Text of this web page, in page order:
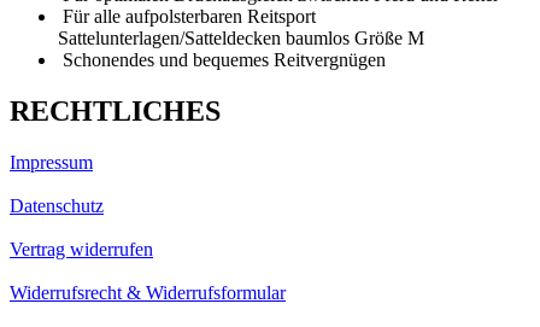
Für alle aufpolsterbaren Reitsport
Sattelunterlagen/Satteldecken baumlos Größe M
Schonendes und bequemes Reitvergnügen
RECHTLICHES
Impressum
Datenschutz
Vertrag widerrufen
Widerrufsrecht & Widerrufsformular